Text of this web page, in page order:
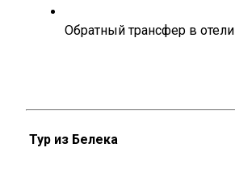
Обратный трансфер в отели
Тур из Белека